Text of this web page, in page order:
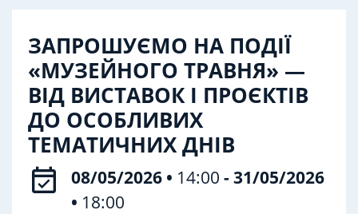
ЗАПРОШУЄМО НА ПОДІЇ
«МУЗЕЙНОГО ТРАВНЯ» —
ВІД ВИСТАВОК І ПРОЄКТІВ
ДО ОСОБЛИВИХ
ТЕМАТИЧНИХ ДНІВ
event_available 08/05/2026 • 14:00 - 31/05/2026
• 18:00